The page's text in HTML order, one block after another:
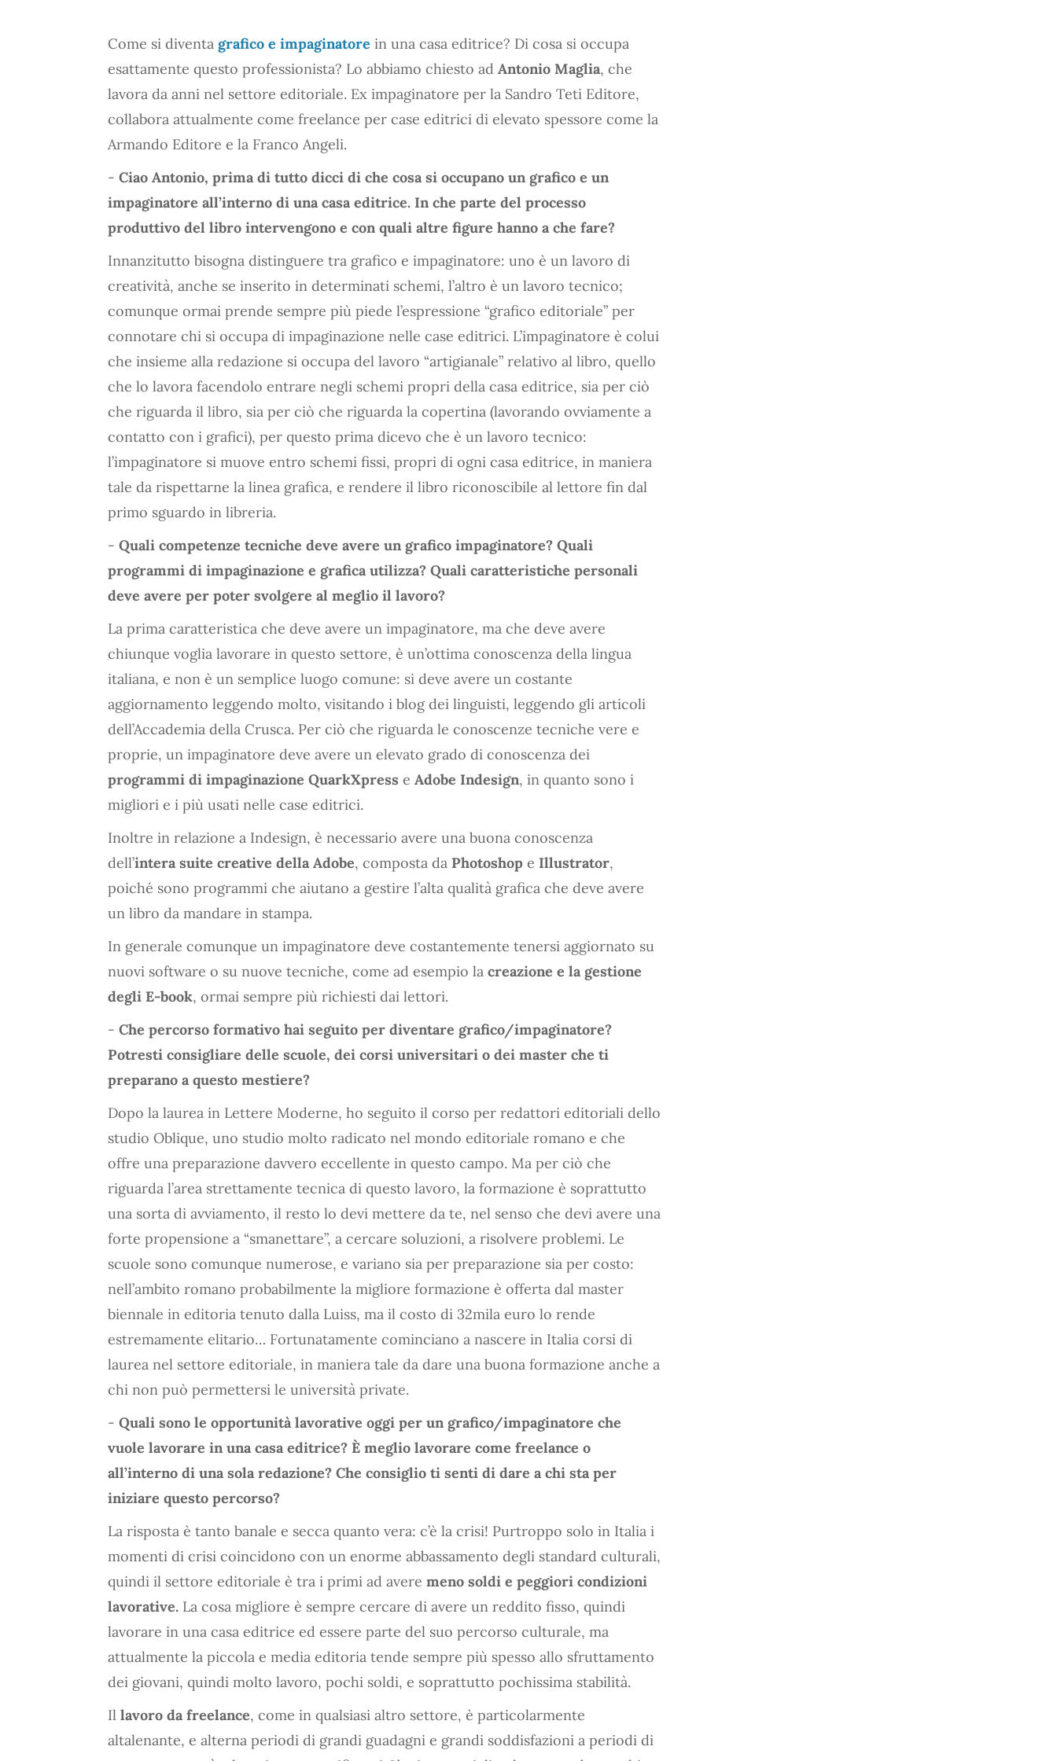
Come si diventa grafico e impaginatore in una casa editrice? Di cosa si occupa
esattamente questo professionista? Lo abbiamo chiesto ad Antonio Maglia, che
lavora da anni nel settore editoriale. Ex impaginatore per la Sandro Teti Editore,
collabora attualmente come freelance per case editrici di elevato spessore come la
Armando Editore e la Franco Angeli.
- Ciao Antonio, prima di tutto dicci di che cosa si occupano un grafico e un
impaginatore all’interno di una casa editrice. In che parte del processo
produttivo del libro intervengono e con quali altre figure hanno a che fare?
Innanzitutto bisogna distinguere tra grafico e impaginatore: uno è un lavoro di
creatività, anche se inserito in determinati schemi, l’altro è un lavoro tecnico;
comunque ormai prende sempre più piede l’espressione “grafico editoriale” per
connotare chi si occupa di impaginazione nelle case editrici. L’impaginatore è colui
che insieme alla redazione si occupa del lavoro “artigianale” relativo al libro, quello
che lo lavora facendolo entrare negli schemi propri della casa editrice, sia per ciò
che riguarda il libro, sia per ciò che riguarda la copertina (lavorando ovviamente a
contatto con i grafici), per questo prima dicevo che è un lavoro tecnico:
l’impaginatore si muove entro schemi fissi, propri di ogni casa editrice, in maniera
tale da rispettarne la linea grafica, e rendere il libro riconoscibile al lettore fin dal
primo sguardo in libreria.
- Quali competenze tecniche deve avere un grafico impaginatore? Quali
programmi di impaginazione e grafica utilizza? Quali caratteristiche personali
deve avere per poter svolgere al meglio il lavoro?
La prima caratteristica che deve avere un impaginatore, ma che deve avere
chiunque voglia lavorare in questo settore, è un’ottima conoscenza della lingua
italiana, e non è un semplice luogo comune: si deve avere un costante
aggiornamento leggendo molto, visitando i blog dei linguisti, leggendo gli articoli
dell’Accademia della Crusca. Per ciò che riguarda le conoscenze tecniche vere e
proprie, un impaginatore deve avere un elevato grado di conoscenza dei
programmi di impaginazione QuarkXpress e Adobe Indesign, in quanto sono i
migliori e i più usati nelle case editrici.
Inoltre in relazione a Indesign, è necessario avere una buona conoscenza
dell’intera suite creative della Adobe, composta da Photoshop e Illustrator,
poiché sono programmi che aiutano a gestire l’alta qualità grafica che deve avere
un libro da mandare in stampa.
In generale comunque un impaginatore deve costantemente tenersi aggiornato su
nuovi software o su nuove tecniche, come ad esempio la creazione e la gestione
degli E-book, ormai sempre più richiesti dai lettori.
- Che percorso formativo hai seguito per diventare grafico/impaginatore?
Potresti consigliare delle scuole, dei corsi universitari o dei master che ti
preparano a questo mestiere?
Dopo la laurea in Lettere Moderne, ho seguito il corso per redattori editoriali dello
studio Oblique, uno studio molto radicato nel mondo editoriale romano e che
offre una preparazione davvero eccellente in questo campo. Ma per ciò che
riguarda l’area strettamente tecnica di questo lavoro, la formazione è soprattutto
una sorta di avviamento, il resto lo devi mettere da te, nel senso che devi avere una
forte propensione a “smanettare”, a cercare soluzioni, a risolvere problemi. Le
scuole sono comunque numerose, e variano sia per preparazione sia per costo:
nell’ambito romano probabilmente la migliore formazione è offerta dal master
biennale in editoria tenuto dalla Luiss, ma il costo di 32mila euro lo rende
estremamente elitario… Fortunatamente cominciano a nascere in Italia corsi di
laurea nel settore editoriale, in maniera tale da dare una buona formazione anche a
chi non può permettersi le università private.
- Quali sono le opportunità lavorative oggi per un grafico/impaginatore che
vuole lavorare in una casa editrice? È meglio lavorare come freelance o
all’interno di una sola redazione? Che consiglio ti senti di dare a chi sta per
iniziare questo percorso?
La risposta è tanto banale e secca quanto vera: c’è la crisi! Purtroppo solo in Italia i
momenti di crisi coincidono con un enorme abbassamento degli standard culturali,
quindi il settore editoriale è tra i primi ad avere meno soldi e peggiori condizioni
lavorative. La cosa migliore è sempre cercare di avere un reddito fisso, quindi
lavorare in una casa editrice ed essere parte del suo percorso culturale, ma
attualmente la piccola e media editoria tende sempre più spesso allo sfruttamento
dei giovani, quindi molto lavoro, pochi soldi, e soprattutto pochissima stabilità.
Il lavoro da freelance, come in qualsiasi altro settore, è particolarmente
altalenante, e alterna periodi di grandi guadagni e grandi soddisfazioni a periodi di